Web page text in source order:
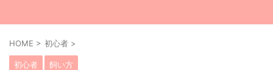
HOME > 初心者 >
初心者 飼い方